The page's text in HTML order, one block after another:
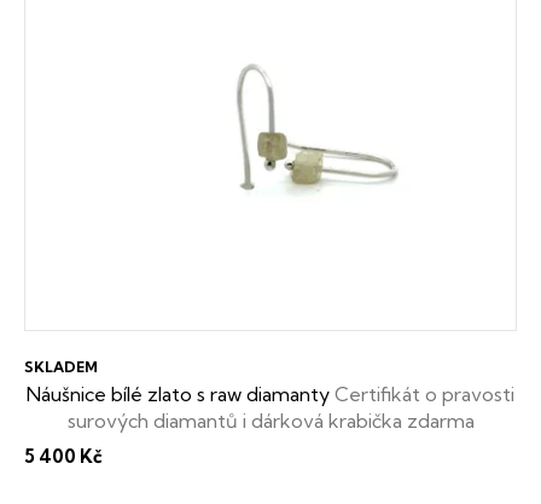
Náušnice bílé zlato s raw diamanty Certifikát o pravosti
surových diamantů i dárková krabička zdarma
SKLADEM
5 400 Kč